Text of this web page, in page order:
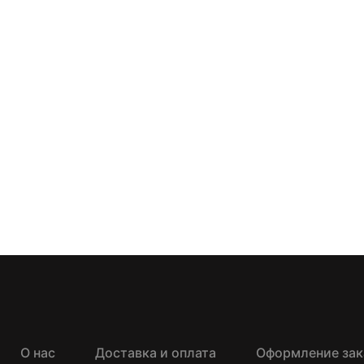
О нас Доставка и оплата Оформление